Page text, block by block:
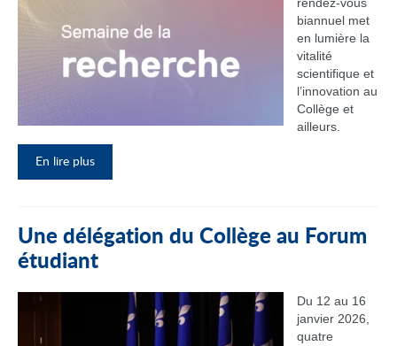
biannuel met
en lumière la
vitalité
scientifique et
l’innovation au
Collège et
ailleurs.
En lire plus
Une délégation du Collège au Forum
étudiant
Du 12 au 16
janvier 2026,
quatre